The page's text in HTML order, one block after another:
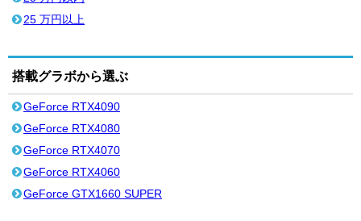
25 万円以上
搭載グラボから選ぶ
GeForce RTX4090
GeForce RTX4080
GeForce RTX4070
GeForce RTX4060
GeForce GTX1660 SUPER